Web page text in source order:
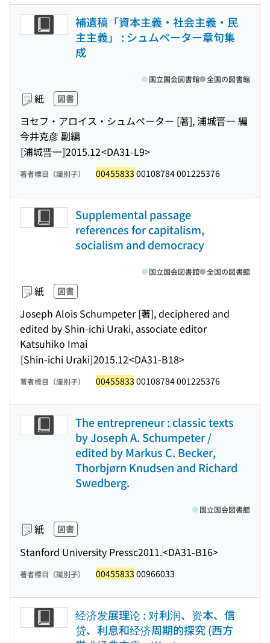
補遺稿「資本主義・社会主義・民
主主義」 : シュムペーター章句集
成
紙 図書
ヨセフ・アロイス・シュムペーター [著], 浦城晋一 編
今井克彦 副編
[浦城晋一]2015.12<DA31-L9>
国立国会図書館 全国の図書館
著者標目（識別子） 00455833 00108784 001225376
Supplemental passage
references for capitalism,
socialism and democracy
紙 図書
Joseph Alois Schumpeter [著], deciphered and
edited by Shin-ichi Uraki, associate editor
Katsuhiko Imai
[Shin-ichi Uraki]2015.12<DA31-B18>
国立国会図書館 全国の図書館
著者標目（識別子） 00455833 00108784 001225376
The entrepreneur : classic texts
by Joseph A. Schumpeter /
edited by Markus C. Becker,
Thorbjørn Knudsen and Richard
Swedberg.
紙 図書
Stanford University Pressc2011.<DA31-B16>
国立国会図書館
著者標目（識別子） 00455833 00966033
经济发展理论 : 对利润、资本、信
贷、利息和经济周期的探究 (西方